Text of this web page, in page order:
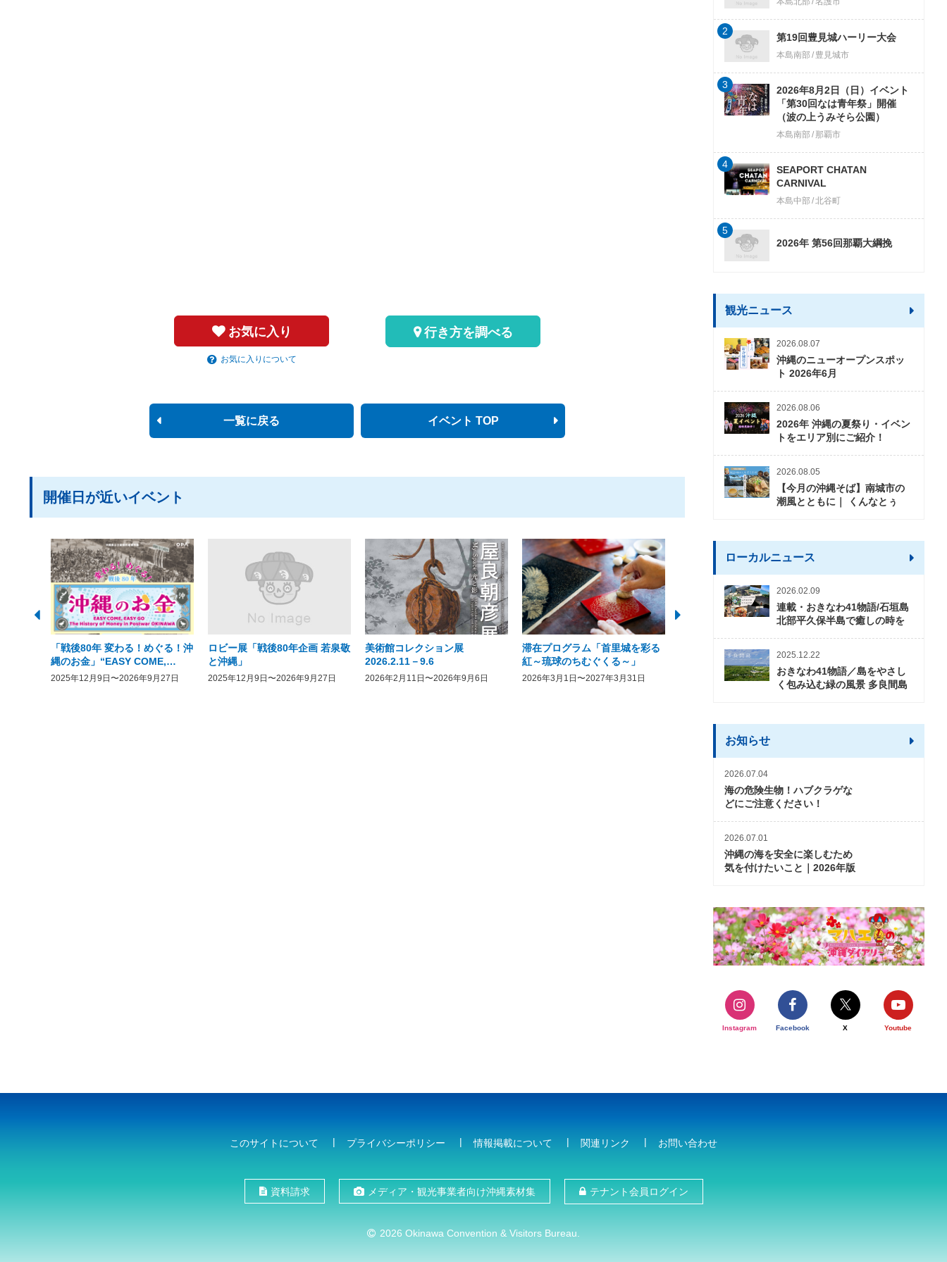
お気に入り
お気に入りについて
行き方を調べる
一覧に戻る イベント TOP
開催日が近いイベント
「戦後80年 変わる！めぐる！沖
縄のお金」“EASY COME,
EASY GO － The History of
2025年12月9日〜2026年9月27日
ロビー展「戦後80年企画 若泉敬
と沖縄」
2025年12月9日〜2026年9月27日
美術館コレクション展
2026.2.11－9.6
2026年2月11日〜2026年9月6日
滞在プログラム「首里城を彩る
紅～琉球のちむぐくる～」
2026年3月1日〜2027年3月31日
2026年度 かりゆしビーチ営業
期間および営業時間のお知らせ
2026年3月5日〜2026年10月31日 2026年3月20日〜2026年11
第19回豊見城ハーリー大会
本島南部 豊見城市
2
2026年8月2日（日）イベント
「第30回なは青年祭」開催
（波の上うみそら公園）
本島南部 那覇市
3
SEAPORT CHATAN
CARNIVAL
本島中部 北谷町
4
2026年 第56回那覇大綱挽
5
観光ニュース
2026.08.07
沖縄のニューオープンスポッ
ト 2026年6月
2026.08.06
2026年 沖縄の夏祭り・イベン
トをエリア別にご紹介！
2026.08.05
【今月の沖縄そば】南城市の
潮風とともに｜ くんなとぅ
ローカルニュース
2026.02.09
連載・おきなわ41物語/石垣島
北部平久保半島で癒しの時を
2025.12.22
おきなわ41物語／島をやさし
く包み込む緑の風景 多良間島
お知らせ
2026.07.04
海の危険生物！ハブクラゲな
どにご注意ください！
2026.07.01
沖縄の海を安全に楽しむため
気を付けたいこと｜2026年版
Instagram Facebook X Youtube
このサイトについて プライバシーポリシー 情報掲載について 関連リンク お問い合わせ
資料請求 メディア・観光事業者向け沖縄素材集 テナント会員ログイン
2026 Okinawa Convention & Visitors Bureau.